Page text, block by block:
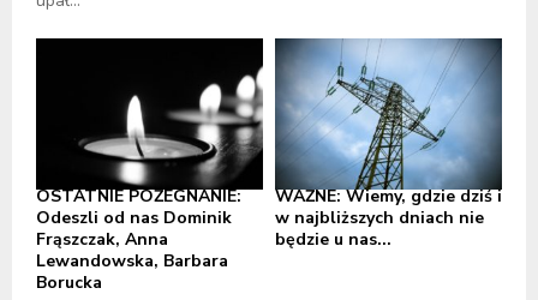
OSTATNIE POŻEGNANIE:
Odeszli od nas Dominik
Frąszczak, Anna
Lewandowska, Barbara
Borucka
WAŻNE: Wiemy, gdzie dziś i
w najbliższych dniach nie
będzie u nas...